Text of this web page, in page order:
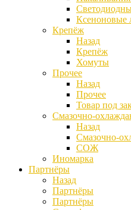
Ксеноновые
Крепёж
Назад
Крепёж
Хомуты
Прочее
Назад
Прочее
Товар под
Смазочно-
Назад
Смазочно-
СОЖ
Иномарка
Партнёры
Назад
Партнёры
Партнёры